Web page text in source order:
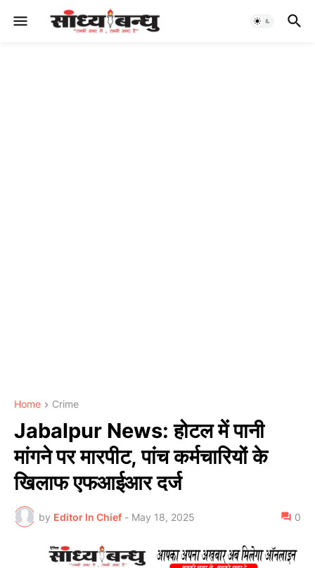
Home Crime
Jabalpur News: होटल में पानी
मांगने पर मारपीट, पांच कर्मचारियों के
खिलाफ एफआईआर दर्ज
by Editor In Chief - May 18, 2025 0